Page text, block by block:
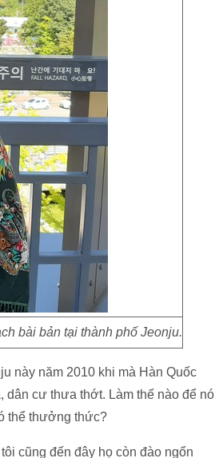
bài bản tại thành phố Jeonju.
này năm 2010 khi mà Hàn Quốc
dân cư thưa thớt. Làm thế nào để nó
thể thưởng thức?
cũng đến đây họ còn đào ngổn